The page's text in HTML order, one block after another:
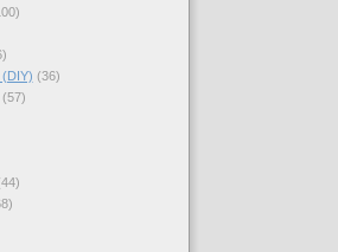
(36)
(57)